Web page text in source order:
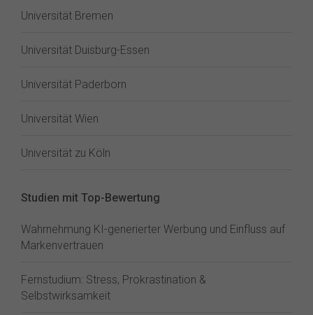
Universität Bremen
Universität Duisburg-Essen
Universität Paderborn
Universität Wien
Universität zu Köln
Studien mit Top-Bewertung
Wahrnehmung KI-generierter Werbung und Einfluss auf
Markenvertrauen
Fernstudium: Stress, Prokrastination &
Selbstwirksamkeit